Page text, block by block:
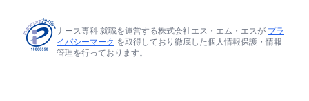
ナース専科 就職を運営する株式会社エス・エム・エスが プラ
イバシーマーク を取得しており徹底した個人情報保護・情報
管理を行っております。